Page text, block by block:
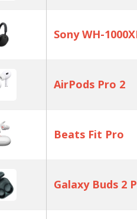
Sony WH-
AirPods Pro 2
Beats Fit Pro
Galaxy Buds 2